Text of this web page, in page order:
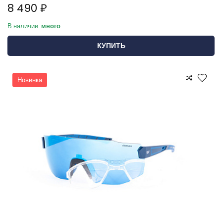
8 490 ₽
В наличии: много
КУПИТЬ
Новинка